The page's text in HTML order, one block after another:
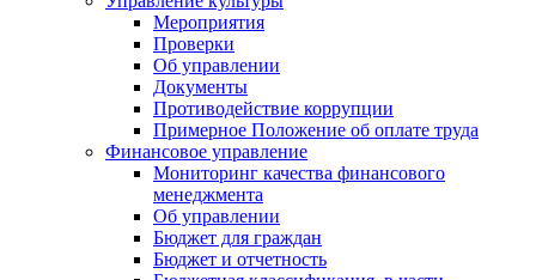
Мероприятия
Проверки
Об управлении
Документы
Противодействие коррупции
Примерное Положение об оплате труда
Финансовое управление
Мониторинг качества финансового
менеджмента
Об управлении
Бюджет для граждан
Бюджет и отчетность